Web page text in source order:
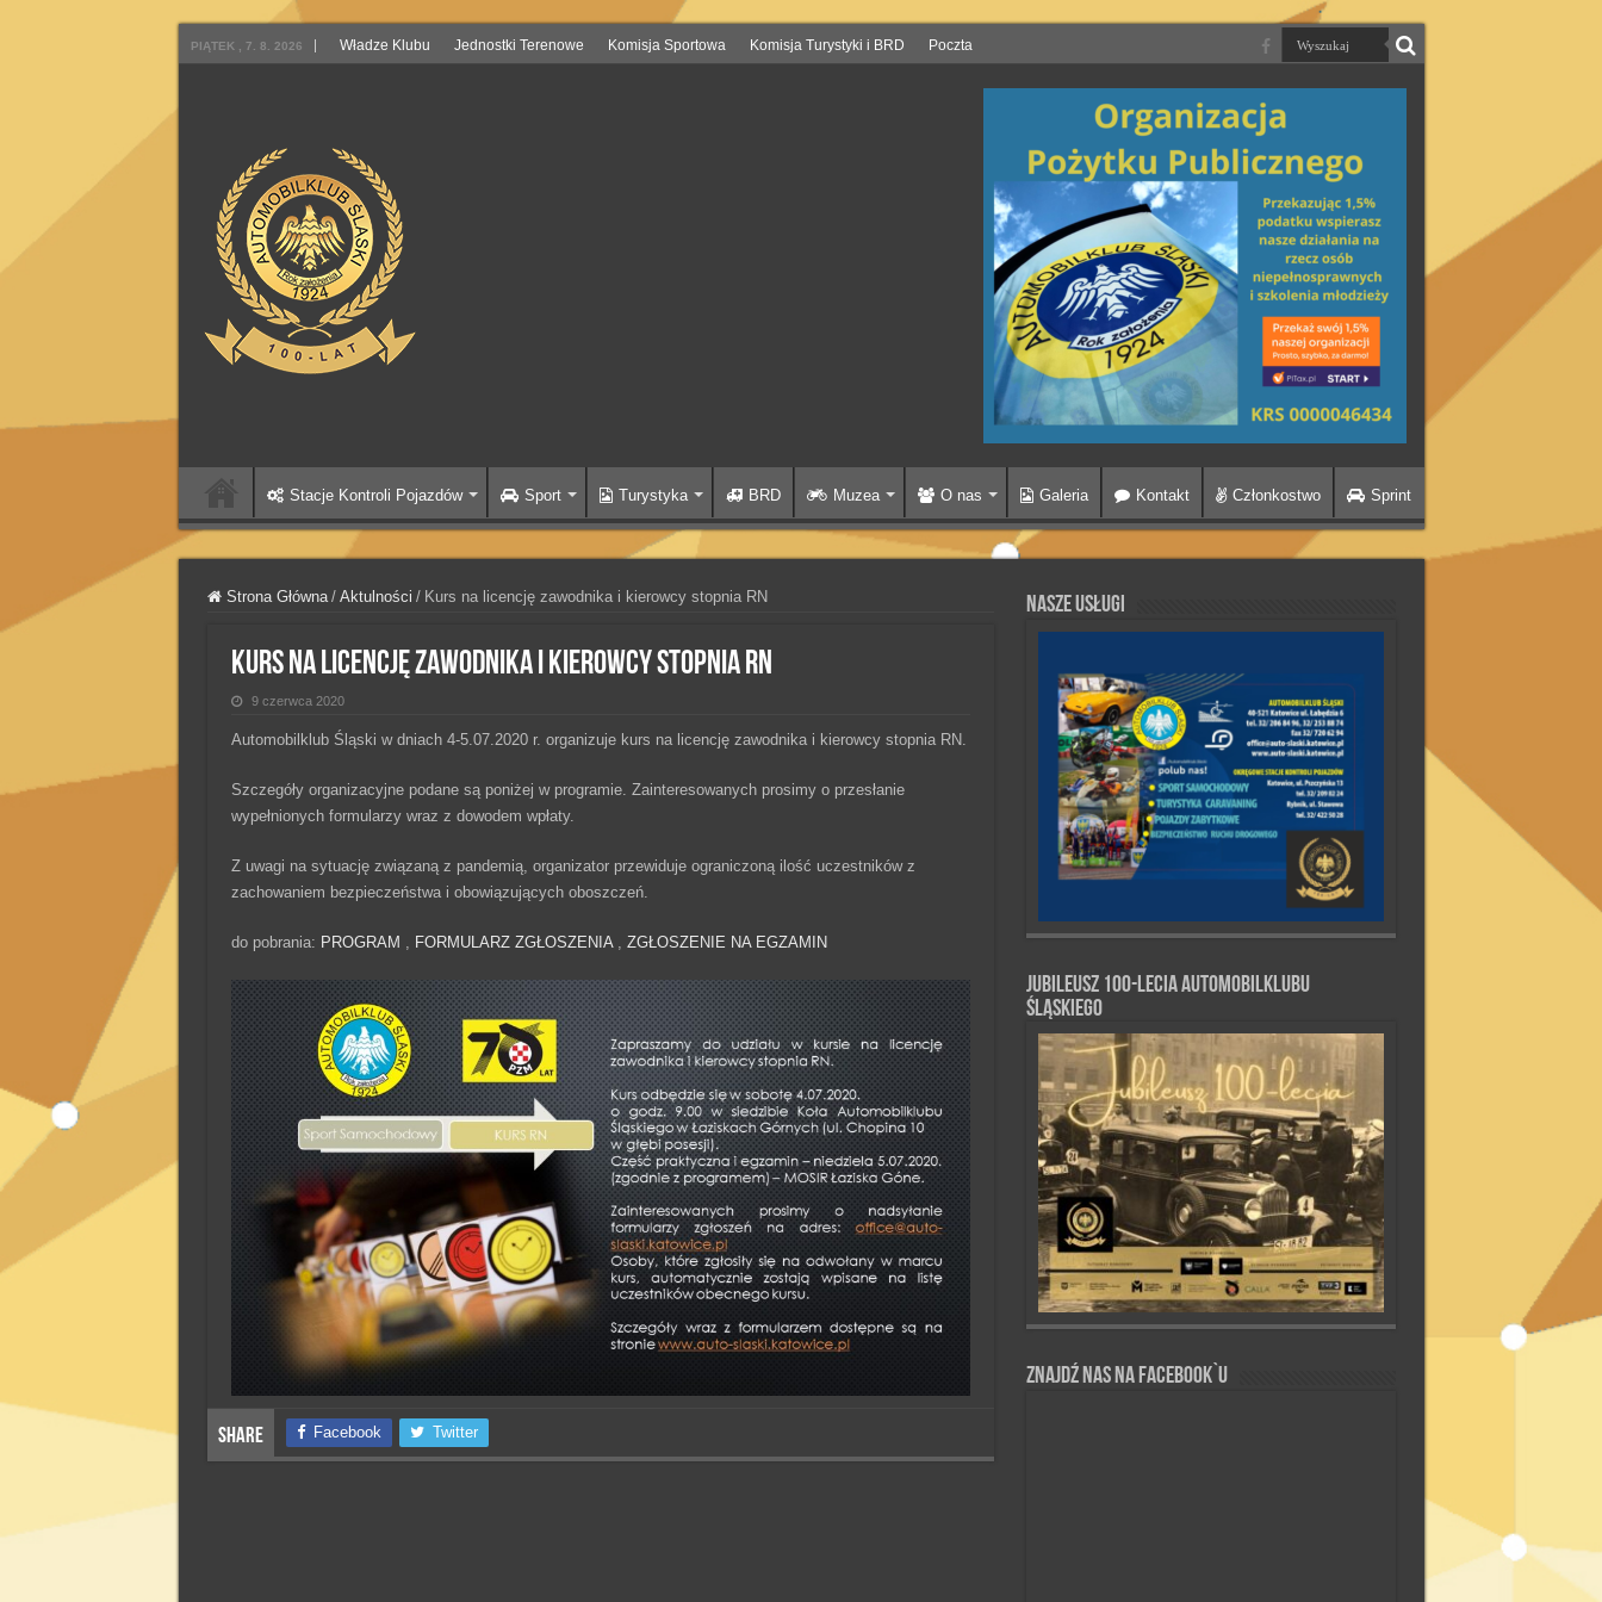
PIĄTEK , 7. 8. 2026 Władze Klubu Jednostki Terenowe Komisja Sportowa Komisja Turystyki i BRD Poczta
Stacje Kontroli Pojazdów Sport Turystyka BRD Muzea O nas Galeria Kontakt Członkostwo Sprint
Strona Główna / Aktulności / Kurs na licencję zawodnika i kierowcy stopnia RN
Kurs na licencję zawodnika i kierowcy stopnia RN
9 czerwca 2020
Automobilklub Śląski w dniach 4-5.07.2020 r. organizuje kurs na licencję zawodnika i kierowcy stopnia RN.
Szczegóły organizacyjne podane są poniżej w programie. Zainteresowanych prosimy o przesłanie
wypełnionych formularzy wraz z dowodem wpłaty.
Z uwagi na sytuację związaną z pandemią, organizator przewiduje ograniczoną ilość uczestników z
zachowaniem bezpieczeństwa i obowiązujących oboszczeń.
do pobrania: PROGRAM , FORMULARZ ZGŁOSZENIA, ZGŁOSZENIE NA EGZAMIN
Share Facebook Twitter
Nasze Usługi
Jubileusz 100-lecia Automobilklubu
Śląskiego
Znajdź nas na Facebook`u